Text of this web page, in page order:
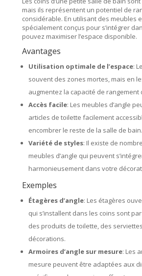
mais ils représentent un potentiel de
considérable. En utilisant des meubles
spécialement conçus pour s’intégrer
pouvez maximiser l’espace disponible.
Avantages
Utilisation optimale de l’espace:
souvent des zones mortes, mais en
augmentez la capacité de rangement
Accès facile: Les meubles d’angle
articles de toilette facilement
encombrer le reste de la salle de bain.
Variété de styles: Il existe de
meubles d’angle qui peuvent
harmonieusement dans votre
Exemples
Étagères d’angle: Les étagères
qui s’installent dans les coins sont
des produits de toilette, des
décorations.
Armoires d’angle sur mesure: Les
mesure peuvent être adaptées aux